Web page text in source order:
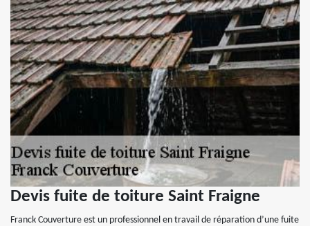
Devis fuite de toiture Saint Fraigne
Franck Couverture est un professionnel en travail de réparation d’une fuite